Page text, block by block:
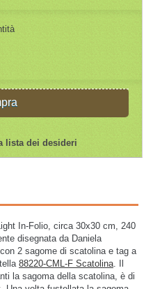
lista dei desideri
In-Folio, circa 30x30 cm, 240
disegnata da Daniela
2 sagome di scatolina e tag a
88220-CML-F Scatolina. Il
la sagoma della scatolina, è di